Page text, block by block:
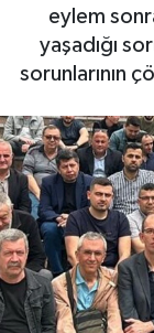
eylem
yaşadığı
sorunlarının
Tüm
Haber